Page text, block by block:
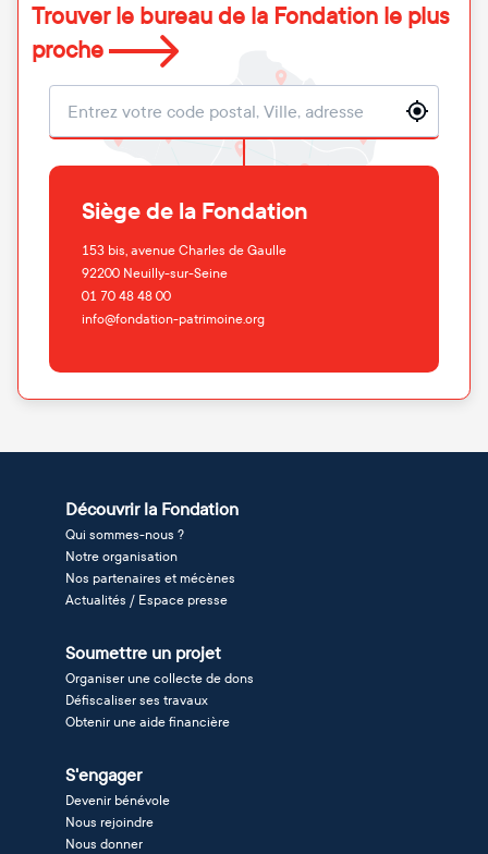
Trouver le bureau de la Fondation le plus
proche
Localisation
Siège de la Fondation
153 bis, avenue Charles de Gaulle
92200 Neuilly-sur-Seine
01 70 48 48 00
info@fondation-patrimoine.org
Découvrir la Fondation
Qui sommes-nous ?
Notre organisation
Nos partenaires et mécènes
Actualités / Espace presse
Soumettre un projet
Organiser une collecte de dons
Défiscaliser ses travaux
Obtenir une aide financière
S'engager
Devenir bénévole
Nous rejoindre
Nous donner